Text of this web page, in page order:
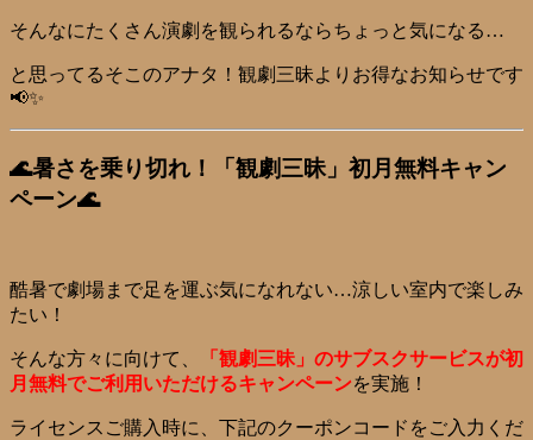
そんなにたくさん演劇を観られるならちょっと気になる…
と思ってるそこのアナタ！観劇三昧よりお得なお知らせです
📢✨
🌊暑さを乗り切れ！「観劇三昧」初月無料キャン
ペーン🌊
酷暑で劇場まで足を運ぶ気になれない…涼しい室内で楽しみ
たい！
そんな方々に向けて、
「観劇三昧」のサブスクサービスが初
月無料でご利用いただけるキャンペーンを実施！
ライセンスご購入時に、下記のクーポンコードをご入力くだ